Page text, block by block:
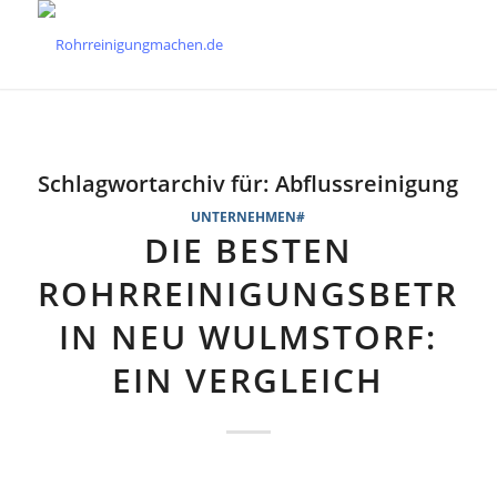
Schlagwortarchiv für: Abflussreinigung
UNTERNEHMEN#
DIE BESTEN
IN NEU WULMSTORF:
EIN VERGLEICH